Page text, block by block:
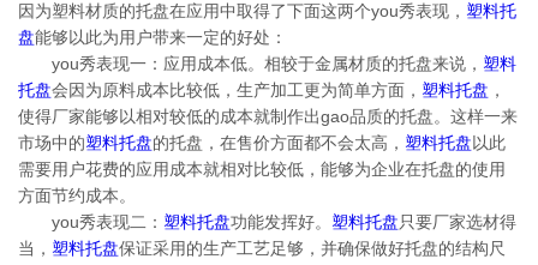
因为塑料材质的托盘在应用中取得了下面这两个you秀表现， 塑料托
盘能够以此为用户带来一定的好处：
you秀表现一：应用成本低。相较于金属材质的托盘来说， 塑料
托盘会因为原料成本比较低，生产加工更为简单方面， 塑料托盘 ，
使得厂家能够以相对较低的成本就制作出gao品质的托盘。这样一来
市场中的塑料托盘的托盘，在售价方面都不会太高， 塑料托盘以此
需要用户花费的应用成本就相对比较低，能够为企业在托盘的使用
方面节约成本。
you秀表现二： 塑料托盘功能发挥好。 塑料托盘只要厂家选材得
当， 塑料托盘保证采用的生产工艺足够，并确保做好托盘的结构尺